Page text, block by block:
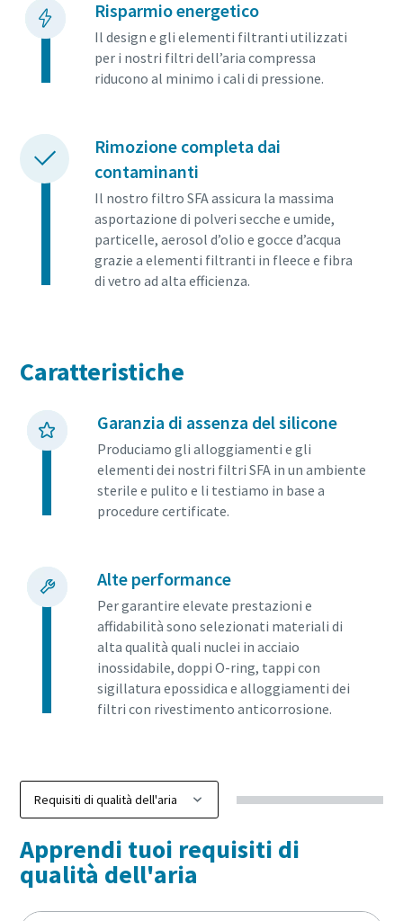
Risparmio energetico
Il design e gli elementi filtranti utilizzati
per i nostri filtri dell’aria compressa
riducono al minimo i cali di pressione.
Rimozione completa dai
contaminanti
Il nostro filtro SFA assicura la massima
asportazione di polveri secche e umide,
particelle, aerosol d’olio e gocce d’acqua
grazie a elementi filtranti in fleece e fibra
di vetro ad alta efficienza.
Caratteristiche
Garanzia di assenza del silicone
Produciamo gli alloggiamenti e gli
elementi dei nostri filtri SFA in un ambiente
sterile e pulito e li testiamo in base a
procedure certificate.
Alte performance
Per garantire elevate prestazioni e
affidabilità sono selezionati materiali di
alta qualità quali nuclei in acciaio
inossidabile, doppi O-ring, tappi con
sigillatura epossidica e alloggiamenti dei
filtri con rivestimento anticorrosione.
Apprendi tuoi requisiti di
qualità dell'aria